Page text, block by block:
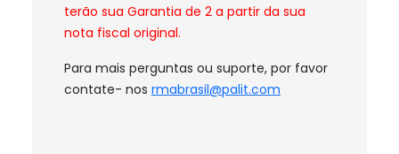
terão sua Garantia de 2 a partir da sua
nota fiscal original.
Para mais perguntas ou suporte, por favor
contate- nos rmabrasil@palit.com